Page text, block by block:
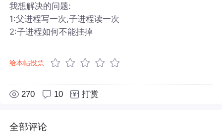
我想解决的问题:
1:父进程写一次,子进程读一次
2:子进程如何不能挂掉
给本帖投票
270 10 打赏
全部评论